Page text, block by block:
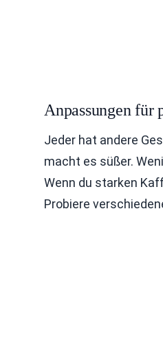
Anpassungen für
Jeder hat andere
macht es süßer.
Wenn du starken
Probiere